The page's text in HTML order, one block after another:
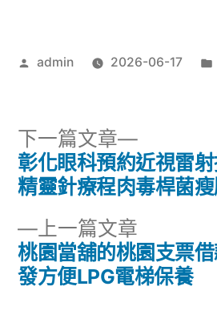
作
admin 2026-06-17
文
導
覽
上一篇文章
一
篇
桃園當舖的桃園支票
發方便LPG電梯保養
下一篇文章
下
一
篇
彰化眼科預約近視雷
精靈針療程肉毒桿菌